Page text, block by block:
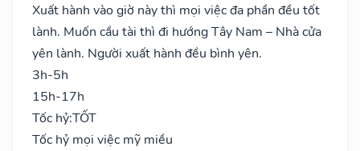
Xuất hành vào giờ này thì mọi việc đa phần đều tốt
lành. Muốn cầu tài thì đi hướng Tây Nam – Nhà cửa
yên lành. Người xuất hành đều bình yên.
3h-5h
15h-17h
Tốc hỷ:TỐT
Tốc hỷ mọi việc mỹ miều